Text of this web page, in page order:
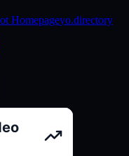
yo.directory